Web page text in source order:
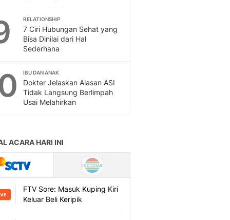
RELATIONSHIP
7 Ciri Hubungan Sehat yang
Bisa Dinilai dari Hal
Sederhana
IBU DAN ANAK
Dokter Jelaskan Alasan ASI
Tidak Langsung Berlimpah
Usai Melahirkan